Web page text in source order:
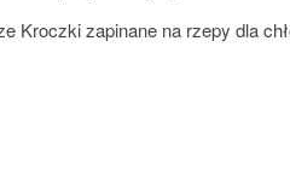
Kroczki zapinane na rzepy dla